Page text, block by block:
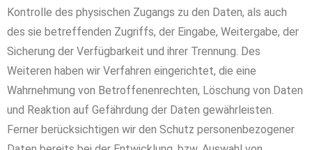
Kontrolle des physischen Zugangs zu den Daten, als auch
des sie betreffenden Zugriffs, der Eingabe, Weitergabe, der
Sicherung der Verfügbarkeit und ihrer Trennung. Des
Weiteren haben wir Verfahren eingerichtet, die eine
Wahrnehmung von Betroffenenrechten, Löschung von Daten
und Reaktion auf Gefährdung der Daten gewährleisten.
Ferner berücksichtigen wir den Schutz personenbezogener